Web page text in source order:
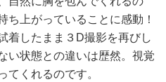
ち上がっていることに感動！
着したまま３D撮影を再びし
い状態との違いは歴然。視覚
てくれるのです。